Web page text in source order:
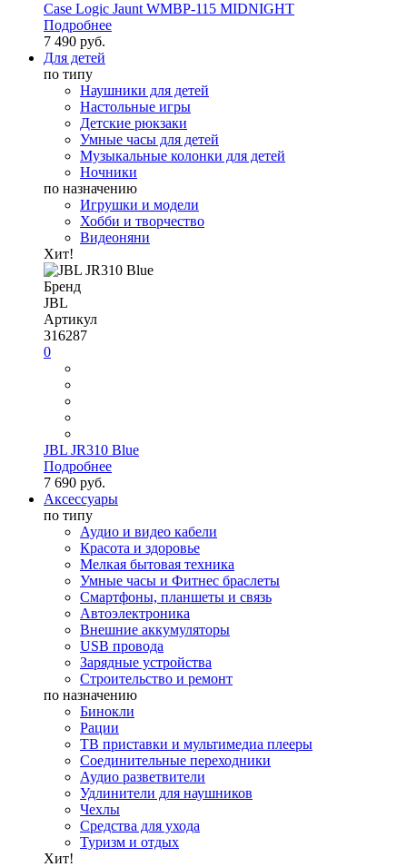
Case Logic Jaunt WMBP-115 MIDNIGHT
Подробнее
7 490 руб.
Для детей
по типу
Наушники для детей
Настольные игры
Детские рюкзаки
Умные часы для детей
Музыкальные колонки для детей
Ночники
по назначению
Игрушки и модели
Хобби и творчество
Видеоняни
Хит!
Бренд
JBL
Артикул
316287
0
JBL JR310 Blue
Подробнее
7 690 руб.
Аксессуары
по типу
Аудио и видео кабели
Красота и здоровье
Мелкая бытовая техника
Умные часы и Фитнес браслеты
Смартфоны, планшеты и связь
Автоэлектроника
Внешние аккумуляторы
USB провода
Зарядные устройства
Строительство и ремонт
по назначению
Бинокли
Рации
ТВ приставки и мультимедиа плееры
Соединительные переходники
Аудио разветвители
Удлинители для наушников
Чехлы
Средства для ухода
Туризм и отдых
Хит!